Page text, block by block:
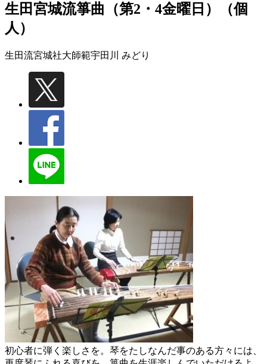
生田宮城流箏曲（第2・4金曜日）（個
人）
生田流宮城社大師範宇田川 みどり
初心者に弾く楽しさを。琴をたしなんだ事のある方々には、